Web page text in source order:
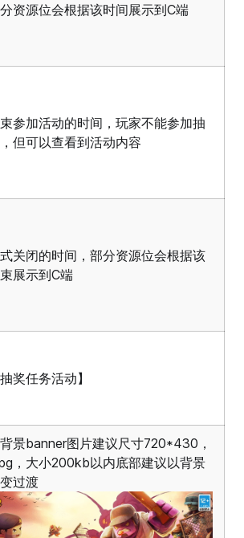
资源位会根据该时间展示到C端
参加活动的时间，玩家不能参加抽
但可以查看到活动内容
关闭的时间，部分资源位会根据该
展示到C端
奖任务活动】
景banner图片建议尺寸720*430，
，大小200kb以内底部建议以背景
过渡